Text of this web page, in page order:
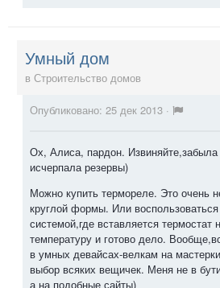
Умный дом
в Строительство домов
Опубликовано: 25 дек 2013 ·
Ох, Алиса, пардон.
исчерпала резервы)
Можно купить термореле. Это очень
круглой формы. Или
системой,где вставляется термостат
температуру и готово дело.
в умных девайсах-велкам на
выбор всяких вещичек. Меня не в
а на подобные сайты)